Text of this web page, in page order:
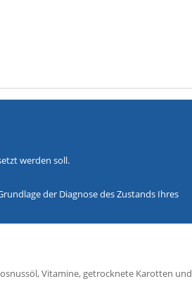
werden soll.
der Diagnose des Zustands Ihres
Vitamine, getrocknete Karotten und